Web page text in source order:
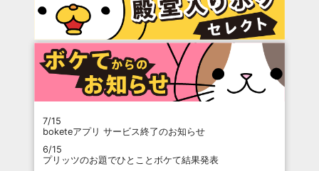
7/15
boketeアプリ サービス終了のお知らせ
6/15
プリッツのお題でひとことボケて結果発表